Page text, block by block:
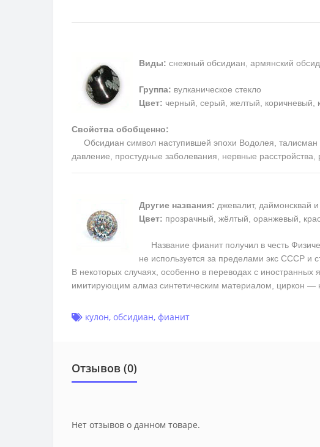
Виды: снежный обсидиан, армянский
Группа: вулканическое стекло
Цвет: черный, серый, желтый, коричневый,
Свойства обобщенно:
Обсидиан символ наступившей эпохи Водолея, талисман
давление, простудные заболевания, нервные расстройства,
Другие названия: джевалит, даймонсквай
Цвет: прозрачный, жёлтый, оранжевый,
Название фианит получил в честь
не используется за пределами экс СССР и
В некоторых случаях, особенно в переводах с
имитирующим алмаз синтетическим материалом, циркон —
кулон, обсидиан, фианит
Отзывов (0)
Нет отзывов о данном товаре.